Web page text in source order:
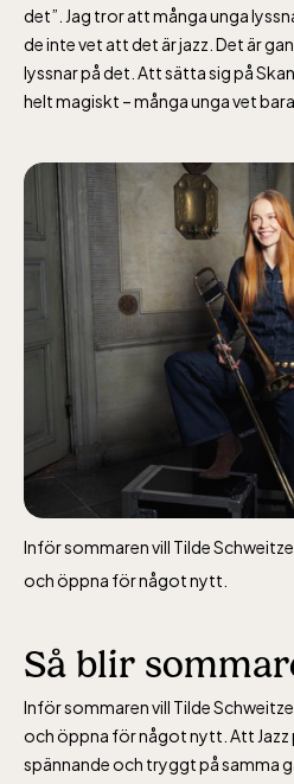
det”. Jag tror att många unga
de inte vet att det är jazz. Det är
lyssnar på det. Att sätta sig på
helt magiskt – många unga vet
Inför sommaren vill Tilde
och öppna för något nytt.
Så blir
Inför sommaren vill Tilde
och öppna för något nytt. Att Jazz
spännande och tryggt på samma
Baltic Sea Science
entrén
jan-mars vardagar 10-15,
alla dagar 10-16, maj-
oktober-december
10-16
Bergbanan
Bergbanan har
öppet under
påsken, helger i
Bergbanan kostar
35:- för uppfärd
och nedfärd för alla
över 4 år.